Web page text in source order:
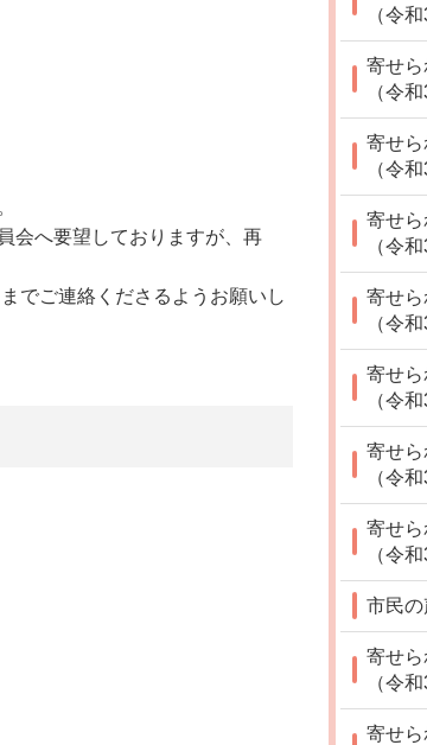
会へ要望しておりますが、再
でご連絡くださるようお願いし
（令
寄せ
（令
寄せ
（令
寄せ
（令
寄せ
（令
寄せ
（令
寄せ
（令
寄せ
（令
市民の
寄せ
（令
寄せ